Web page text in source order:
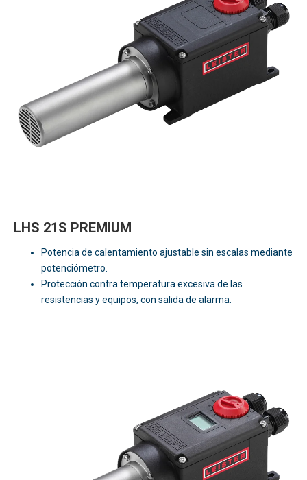
LHS 21S PREMIUM
Potencia de calentamiento ajustable sin escalas mediante
potenciómetro.
Protección contra temperatura excesiva de las
resistencias y equipos, con salida de alarma.